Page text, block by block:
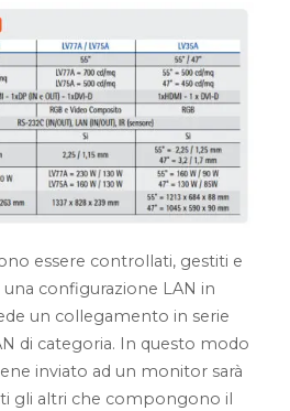
essere controllati, gestiti e
configurazione LAN in
un collegamento in serie
di categoria. In questo modo
inviato ad un monitor sarà
gli altri che compongono il